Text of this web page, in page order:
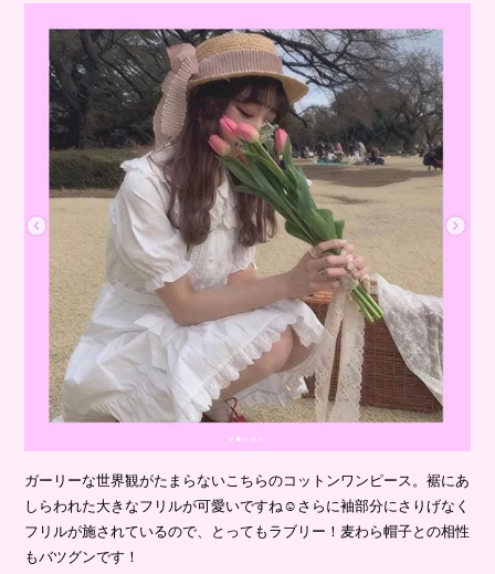
ガーリーな世界観がたまらないこちらのコットンワンピース。裾にあ
しらわれた大きなフリルが可愛いですね☺さらに袖部分にさりげなく
フリルが施されているので、とってもラブリー！麦わら帽子との相性
もバツグンです！